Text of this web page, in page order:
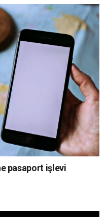
pasaport işlevi